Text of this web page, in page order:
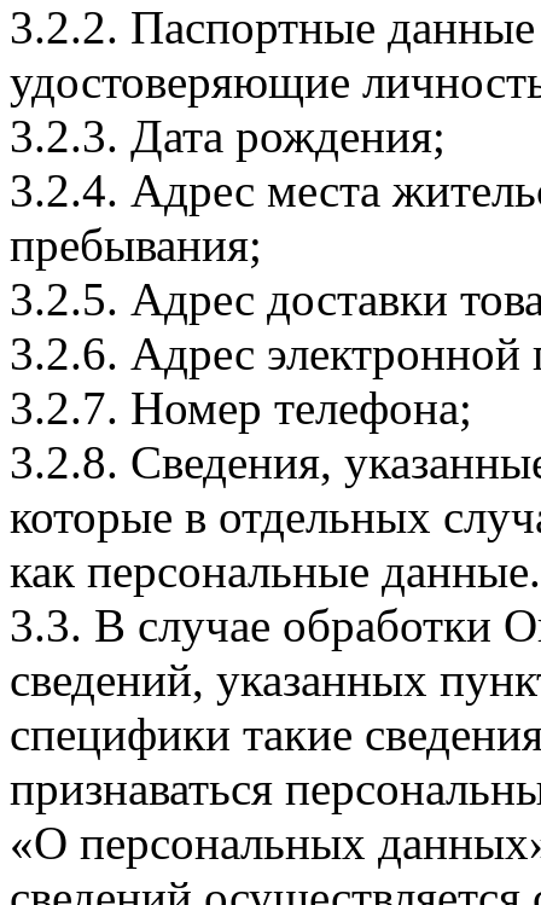
3.2.2. Паспортные
удостоверяющие
3.2.3. Дата рождения;
3.2.4. Адрес места
пребывания;
3.2.5. Адрес доставки
3.2.6. Адрес электронной
3.2.7. Номер телефона;
3.2.8. Сведения,
которые в отдельных
как персональные данные.
3.3. В случае обработки
сведений, указанных
специфики такие
признаваться
«О персональных